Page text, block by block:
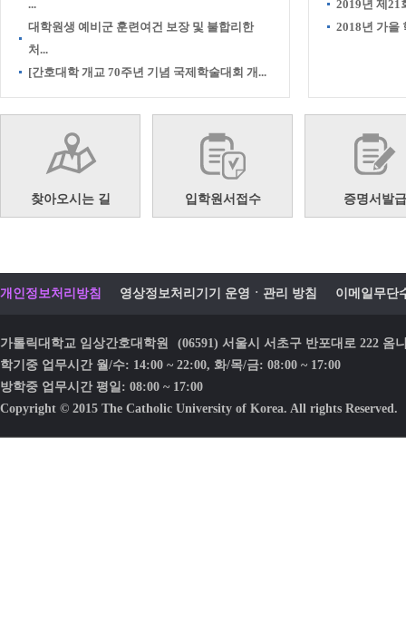
...
대학원생 예비군 훈련여건 보장 및 불합리한
처...
[간호대학 개교 70주년 기념 국제학술대회 개...
2019년 제21
2018년 가을
찾아오시는 길 입학원서접수 증명서발급
개인정보처리방침 영상정보처리기기 운영ㆍ관리 방침 이메일무단
가톨릭대학교 임상간호대학원
(06591) 서울시 서초구 반포대로 222
학기중 업무시간 월/수: 14:00 ~ 22:00, 화/목/금: 08:00 ~ 17:00
방학중 업무시간 평일: 08:00 ~ 17:00
Copyright © 2015 The Catholic University of Korea. All rights Reserved.